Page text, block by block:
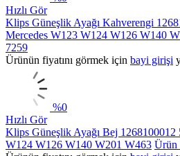
Hızlı Gör
Klips Güneşlik Ayağı Kahverengi
Mercedes W123 W124 W126 W140
7259
Ürünün fiyatını görmek için bayi girişi
%0
Hızlı Gör
Klips Güneşlik Ayağı Bej
W124 W126 W140 W201 W463 Ürün